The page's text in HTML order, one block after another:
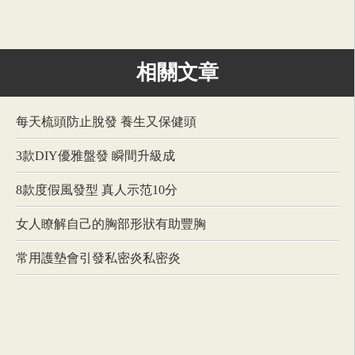
相關文章
每天梳頭防止脫發 養生又保健頭
3款DIY優雅盤發 瞬間升級成
8款度假風發型 真人示范10分
女人瞭解自己的胸部形狀有助豐胸
常用護墊會引發私密炎私密炎